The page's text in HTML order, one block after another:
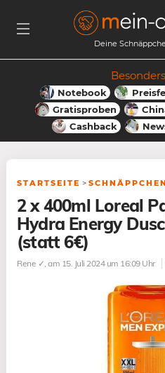
Deine
Notebook
Gratisproben
Cashback
STARTSEITE >
2 x 400ml Loreal
Hydra Energy
(statt 6€)
Rene ✓, am 15. Juli 2024 um 16:09 Uhr